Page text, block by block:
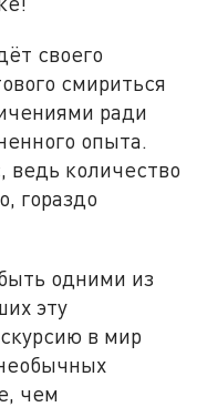
своего
смириться
ради
опыта.
ведь количество
гораздо
одними из
эту
в мир
чем